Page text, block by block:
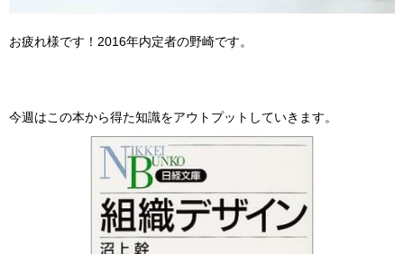
お疲れ様です！2016年内定者の野崎です。
今週はこの本から得た知識をアウトプットしていきます。